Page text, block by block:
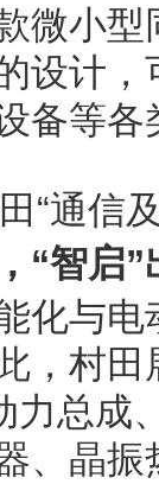
微小
设计
备等
“通信
“智启”
化与
，村
力总成
、晶